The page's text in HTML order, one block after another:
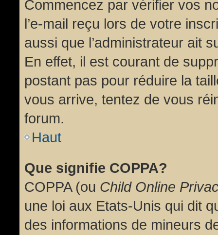
Commencez par vérifier vos
l’e-mail reçu lors de votre
aussi que l’administrateur ait
En effet, il est courant de
postant pas pour réduire la
vous arrive, tentez de vous
forum.
Haut
Que signifie COPPA?
COPPA (ou Child Online
une loi aux Etats-Unis qui dit
des informations de mineurs